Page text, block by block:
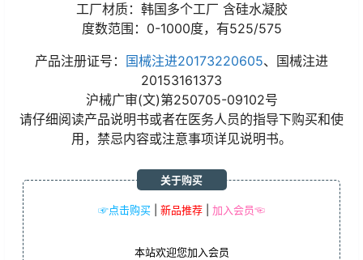
工厂材质：韩国多个工厂 含硅水凝胶
度数范围：0-1000度，有525/575
产品注册证号： 国械注进20173220605、国械注进
20153161373
沪械广审(文)第250705-09102号
请仔细阅读产品说明书或者在医务人员的指导下购买和使
用，禁忌内容或注意事项详见说明书。
☞点击购买 新品推荐 加入会员☜
关于购买
本站欢迎您加入会员